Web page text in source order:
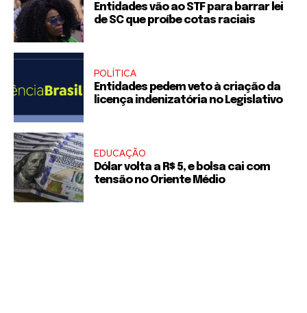
Entidades vão ao STF para barrar lei
de SC que proíbe cotas raciais
POLÍTICA
Entidades pedem veto à criação da
licença indenizatória no Legislativo
EDUCAÇÃO
Dólar volta a R$ 5, e bolsa cai com
tensão no Oriente Médio